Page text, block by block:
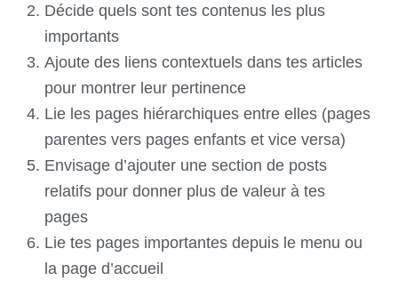
Décide quels sont tes contenus les plus
importants
Ajoute des liens contextuels dans tes articles
pour montrer leur pertinence
Lie les pages hiérarchiques entre elles (pages
parentes vers pages enfants et vice versa)
Envisage d’ajouter une section de posts
relatifs pour donner plus de valeur à tes
pages
Lie tes pages importantes depuis le menu ou
la page d’accueil